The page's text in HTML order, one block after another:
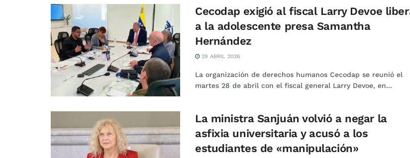
Cecodap exigió al fiscal Larry Devoe
a la adolescente presa Samantha
Hernández
29 ABRIL 2026
La organización de derechos humanos Cecodap se reunió el
martes 28 de abril con el fiscal general Larry Devoe, en...
La ministra Sanjuán volvió a negar la
asfixia universitaria y acusó a los
estudiantes de «manipulación»